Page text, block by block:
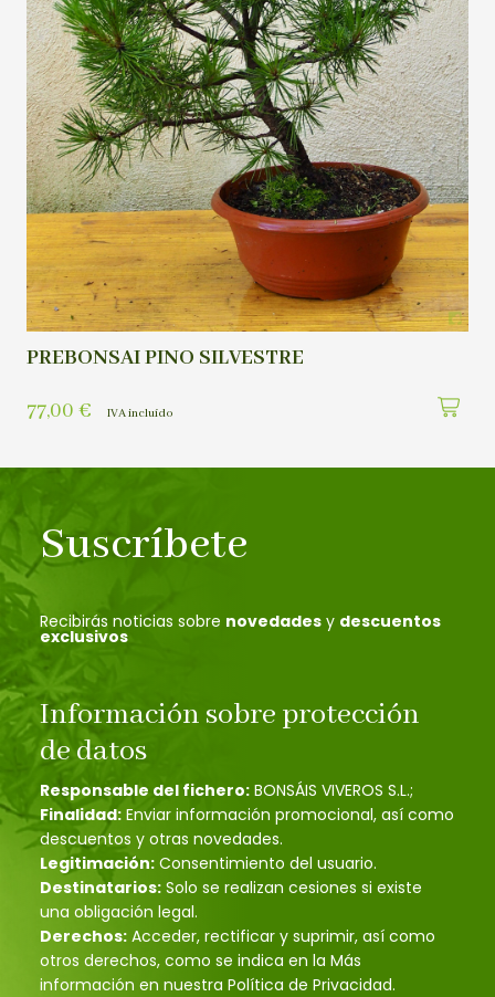
PREBONSAI PINO SILVESTRE
77,00 € IVA incluído
Suscríbete
Recibirás noticias sobre novedades y descuentos
exclusivos
Información sobre protección
de datos
Responsable del fichero: BONSÁIS VIVEROS S.L.;
Finalidad: Enviar información promocional, así como
descuentos y otras novedades.
Legitimación: Consentimiento del usuario.
Destinatarios: Solo se realizan cesiones si existe
una obligación legal.
Derechos: Acceder, rectificar y suprimir, así como
otros derechos, como se indica en la Más
información en nuestra Política de Privacidad.